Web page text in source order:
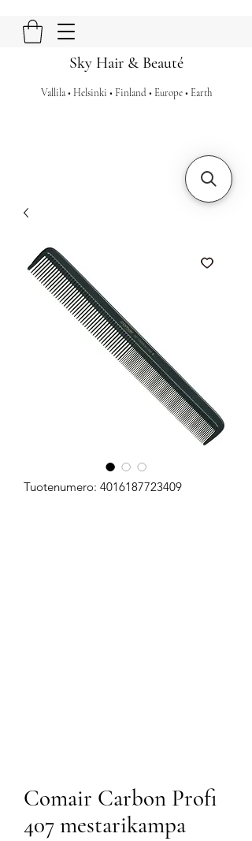
Sky Hair & Beauté
Vallila • Helsinki • Finland • Europe • Earth
Tuotenumero: 4016187723409
Comair Carbon Profi
407 mestarikampa